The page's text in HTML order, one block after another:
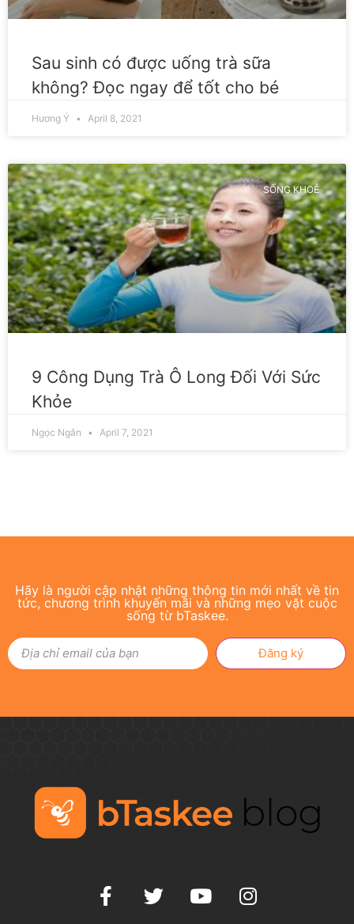
Sau sinh có được uống trà sữa
không? Đọc ngay để tốt cho bé
Hương Ý April 8, 2021
SỐNG KHOẺ
9 Công Dụng Trà Ô Long Đối Với Sức
Khỏe
Ngọc Ngân April 7, 2021
Hãy là người cập nhật những thông tin mới nhất về tin
tức, chương trình khuyến mãi và những mẹo vặt cuộc
sống từ bTaskee.
Đăng ký